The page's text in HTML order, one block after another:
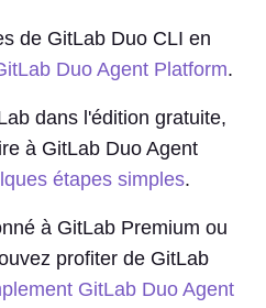
de GitLab Duo CLI en
Duo Agent Platform.
dans l'édition gratuite,
à GitLab Duo Agent
étapes simples.
à GitLab Premium ou
profiter de GitLab
GitLab Duo Agent